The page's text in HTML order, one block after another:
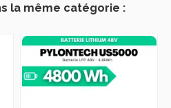
la même catégorie :